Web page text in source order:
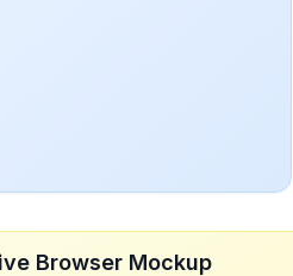
Browser Mockup